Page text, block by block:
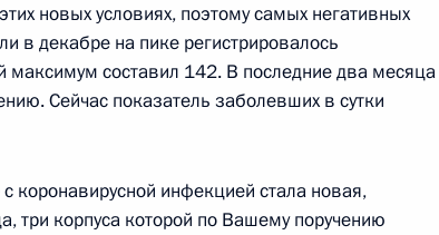
области Михаилом
Собяниным
новых условиях, поэтому самых негативных
в декабре на пике регистрировалось
максимум составил 142. В последние два месяца
Сейчас показатель заболевших в сутки
коронавирусной инфекцией стала новая,
три корпуса которой по Вашему поручению